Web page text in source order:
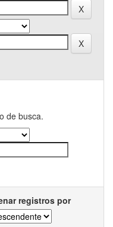
de busca.
registros por